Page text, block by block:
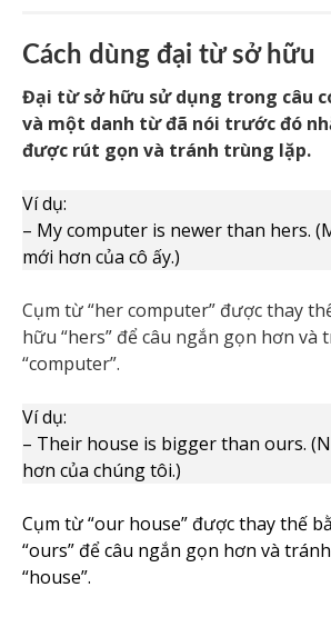
Cách dùng đại từ sở hữu
Đại từ sở hữu sử dụng trong câu
và một danh từ đã nói trước đó
được rút gọn và tránh trùng lặp.
Ví dụ:
– My computer is newer than hers.
mới hơn của cô ấy.)
Cụm từ “her computer” được thay
hữu “hers” để câu ngắn gọn hơn và
“computer”.
Ví dụ:
– Their house is bigger than ours.
hơn của chúng tôi.)
Cụm từ “our house” được thay thế
“ours” để câu ngắn gọn hơn và
“house”.